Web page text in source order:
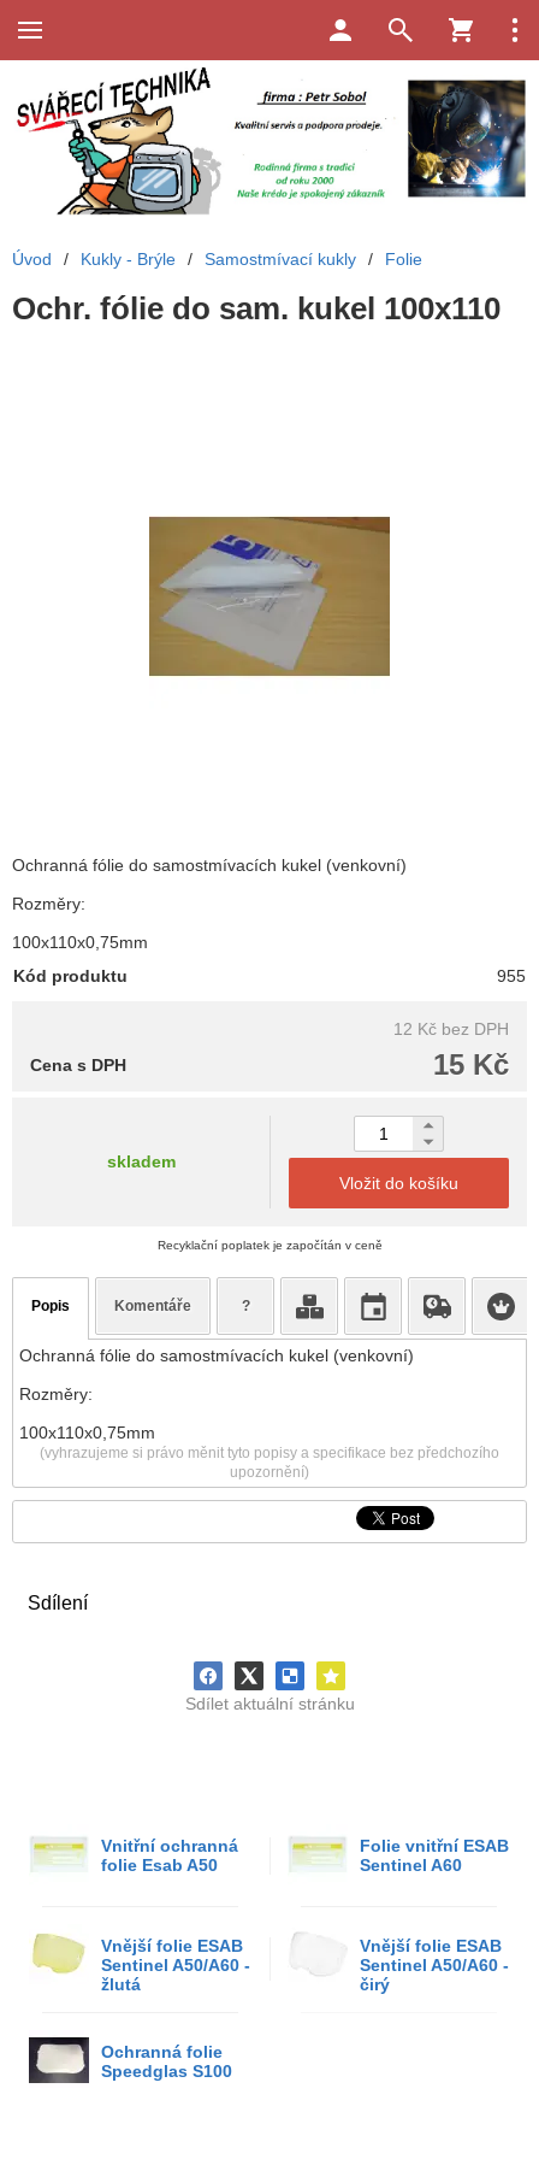
Sdílení
Sdílet aktuální stránku
Vnitřní ochranná
folie Esab A50
Folie vnitřní ESAB
Sentinel A60
Vnější folie ESAB
Sentinel A50/A60 -
žlutá
Vnější folie ESAB
Sentinel A50/A60 -
čirý
Ochranná folie
Speedglas S100
Úvod / Kukly - Brýle / Samostmívací kukly / Folie
Ochr. fólie do sam. kukel 100x110
Ochranná fólie do samostmívacích kukel (venkovní)
Rozměry:
100x110x0,75mm
Kód produktu
955
12 Kč bez DPH
15 Kč
Cena s DPH
skladem
Vložit do košíku
Recyklační poplatek je započítán v ceně
Popis Komentáře ?
Ochranná fólie do samostmívacích kukel (venkovní)
Rozměry:
100x110x0,75mm
(vyhrazujeme si právo měnit tyto popisy a specifikace bez předchozího
upozornění)